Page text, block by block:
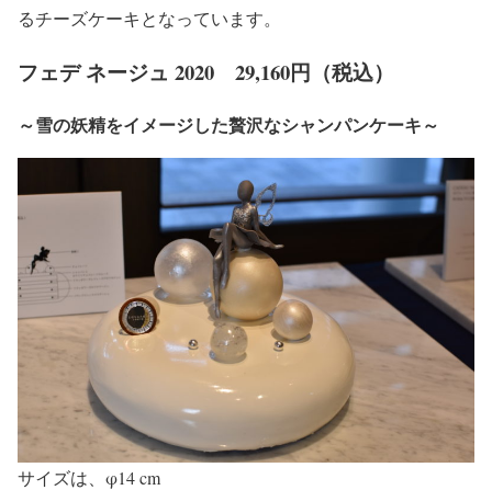
るチーズケーキとなっています。
フェデ ネージュ 2020 29,160円（税込）
～雪の妖精をイメージした贅沢なシャンパンケーキ～
サイズは、φ14 cm